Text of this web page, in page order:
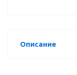
Описание